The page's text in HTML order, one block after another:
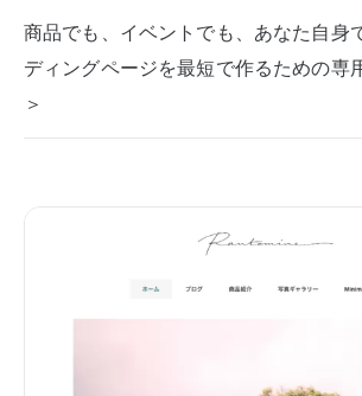
商品でも、イベントでも、あなた自身
ディングページを最短で作るための専
＞